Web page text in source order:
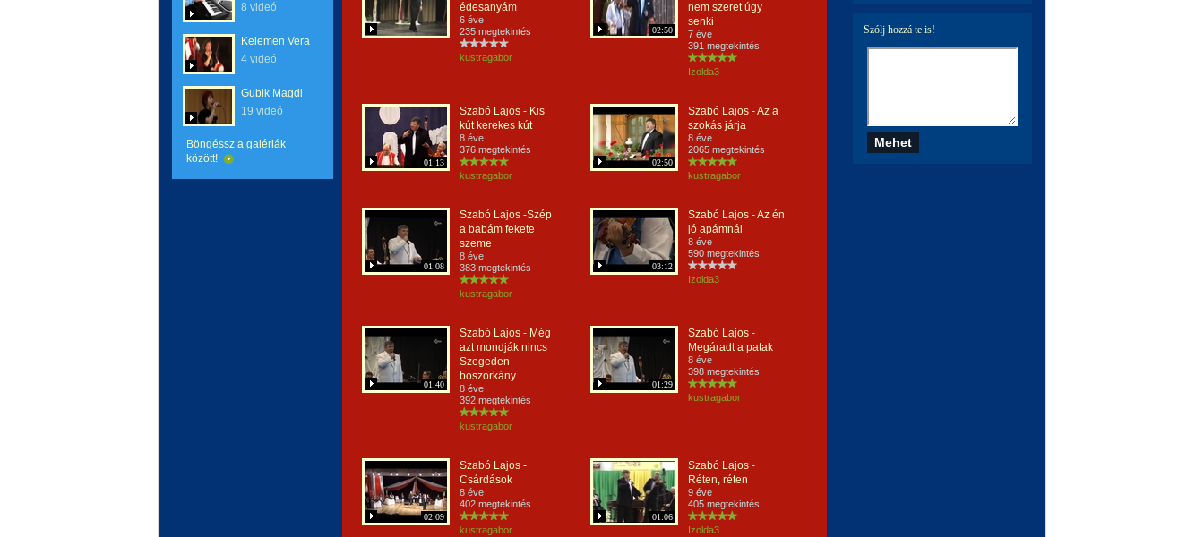
8 videó
Kelemen Vera
4 videó
Gubik Magdi
19 videó
Böngéssz a galériák
között!
édesanyám
6 éve
235 megtekintés
kustragabor
02:50
nem szeret úgy
senki
7 éve
391 megtekintés
Izolda3
01:13
Szabó Lajos - Kis
kút kerekes kút
8 éve
376 megtekintés
kustragabor
02:50
Szabó Lajos - Az a
szokás járja
8 éve
2065 megtekintés
kustragabor
01:08
Szabó Lajos -Szép
a babám fekete
szeme
8 éve
383 megtekintés
kustragabor
03:12
Szabó Lajos - Az én
jó apámnál
8 éve
590 megtekintés
Izolda3
01:40
Szabó Lajos - Még
azt mondják nincs
Szegeden
boszorkány
8 éve
392 megtekintés
kustragabor
01:29
Szabó Lajos -
Megáradt a patak
8 éve
398 megtekintés
kustragabor
02:09
Szabó Lajos -
Csárdások
8 éve
402 megtekintés
kustragabor
01:06
Szabó Lajos -
Réten, réten
9 éve
405 megtekintés
Izolda3
Szólj hozzá te is!